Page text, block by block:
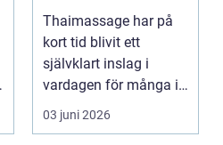
återhämtning och
förebyggande
hälsa
Thaimassage har på
kort tid blivit ett
självklart inslag i
vardagen för många i
Jönköping. Fler uppt...
03 juni 2026